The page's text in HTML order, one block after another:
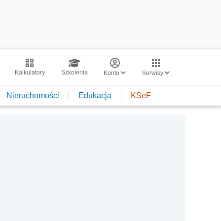
Kalkulatory Szkolenia Konto Serwisy
Nieruchomości Edukacja KSeF